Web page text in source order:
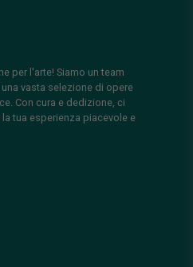
per l'arte! Siamo un team
vasta selezione di opere
Con cura e dedizione, ci
tua esperienza piacevole e